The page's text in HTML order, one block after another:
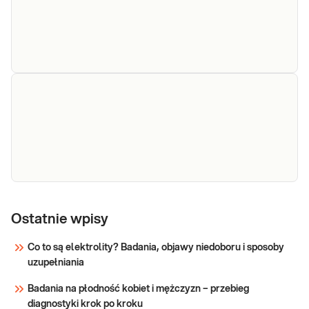
ilościowo
selenu (Se) we krwi, istotne dla
osiągnięcie pożądanego stężenia selenu w
Ostatnie wpisy
Co to są elektrolity? Badania, objawy niedoboru i sposoby
uzupełniania
Badania na płodność kobiet i mężczyzn – przebieg
diagnostyki krok po kroku